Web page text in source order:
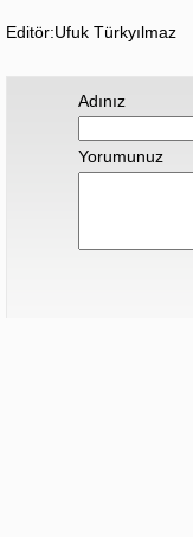
Editör:Ufuk Türkyılmaz
Adınız
Yorumunuz